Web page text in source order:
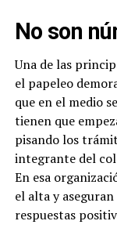
No son
Una de las
el papeleo
que en el medio
tienen que
pisando los
integrante del
En esa
el alta y
respuestas